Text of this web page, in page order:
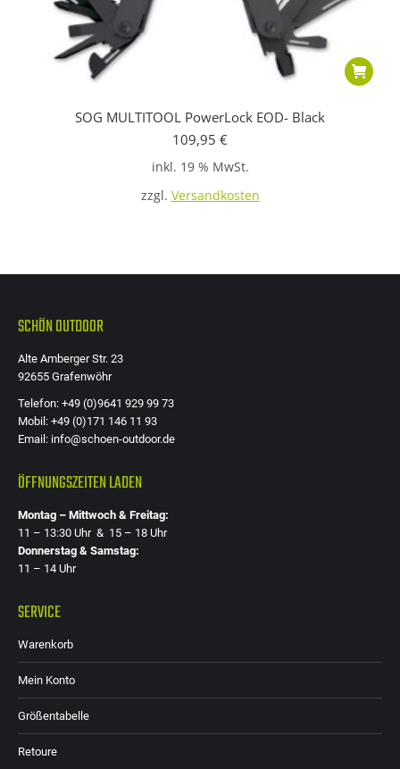
SOG MULTITOOL PowerLock EOD- Black
109,95 €
inkl. 19 % MwSt.
zzgl. Versandkosten
SCHÖN OUTDOOR
Alte Amberger Str. 23
92655 Grafenwöhr
Telefon: +49 (0)9641 929 99 73
Mobil: +49 (0)171 146 11 93
Email: info@schoen-outdoor.de
ÖFFNUNGSZEITEN LADEN
Montag – Mittwoch & Freitag:
11 – 13:30 Uhr & 15 – 18 Uhr
Donnerstag & Samstag:
11 – 14 Uhr
SERVICE
Warenkorb
Mein Konto
Größentabelle
Retoure